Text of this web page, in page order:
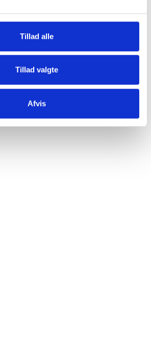
Tillad alle
Tillad valgte
Afvis